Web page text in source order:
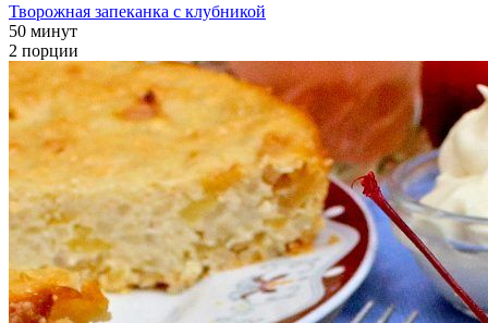
Творожная запеканка с клубникой
50 минут
2 порции